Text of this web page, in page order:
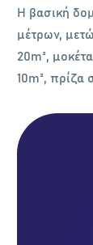
Η βασική
µέτρων,
20m²,
10m², πρίζα